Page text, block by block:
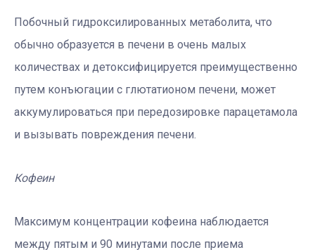
Побочный гидроксилированных метаболита, что
обычно образуется в печени в очень малых
количествах и детоксифицируется преимущественно
путем конъюгации с глютатионом печени, может
аккумулироваться при передозировке парацетамола
и вызывать повреждения печени.
Кофеин
Максимум концентрации кофеина наблюдается
между пятым и 90 минутами после приема